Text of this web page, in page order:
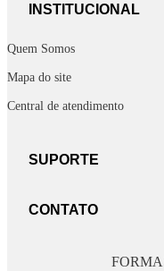
INSTITUCIONAL
Quem Somos
Mapa do site
Central de atendimento
SUPORTE
CONTATO